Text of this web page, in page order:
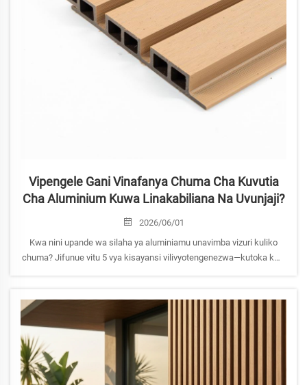
Vipengele Gani Vinafanya Chuma Cha Kuvutia
Cha Aluminium Kuwa Linakabiliana Na Uvunjaji?
2026/06/01
Kwa nini upande wa silaha ya aluminiamu unavimba vizuri kuliko
chuma? Jifunue vitu 5 vya kisayansi vilivyotengenezwa—kutoka kwa